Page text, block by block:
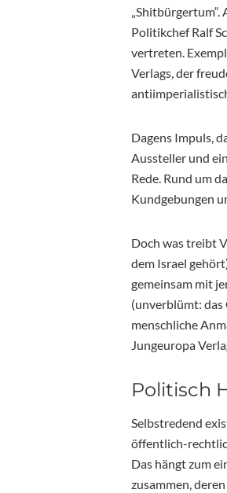
Politikchef Ralf
vertreten.
Verlags der
Dagens Impuls,
Aussteller und
Rede. Rund um
Kundgebungen
Doch was treibt
dem Israel
gemeinsam mit
(unverblümt: das
menschliche
Jungeuropa
Politisch
Selbstredend
öffentlich-
Das hängt zum
zusammen,